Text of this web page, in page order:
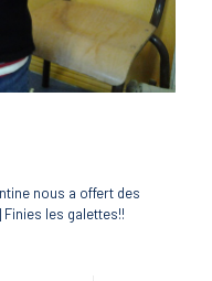
nous a offert des
les galettes!!